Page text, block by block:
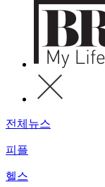
전체뉴스
피플
헬스